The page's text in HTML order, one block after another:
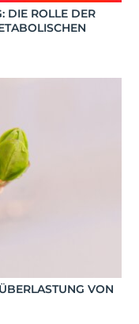
DIE ROLLE DER
VON